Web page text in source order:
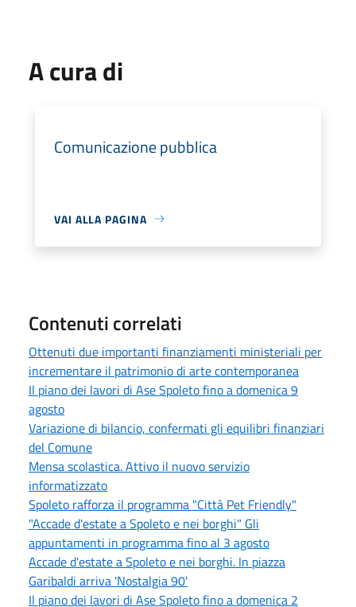
A cura di
Comunicazione pubblica
VAI ALLA PAGINA
Contenuti correlati
Ottenuti due importanti finanziamenti ministeriali per
incrementare il patrimonio di arte contemporanea
Il piano dei lavori di Ase Spoleto fino a domenica 9
agosto
Variazione di bilancio, confermati gli equilibri finanziari
del Comune
Mensa scolastica. Attivo il nuovo servizio
informatizzato
Spoleto rafforza il programma "Città Pet Friendly"
"Accade d'estate a Spoleto e nei borghi" Gli
appuntamenti in programma fino al 3 agosto
Accade d'estate a Spoleto e nei borghi. In piazza
Garibaldi arriva 'Nostalgia 90'
Il piano dei lavori di Ase Spoleto fino a domenica 2